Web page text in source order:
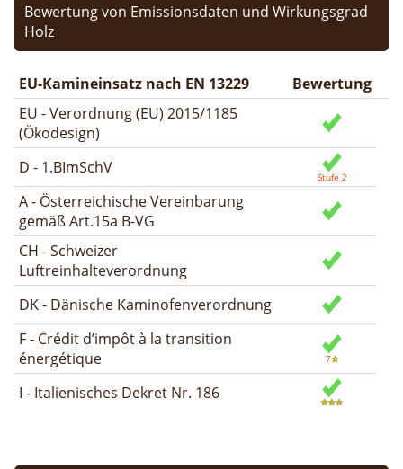
Bewertung von Emissionsdaten und Wirkungsgrad
Holz
EU-Kamineinsatz nach EN 13229
Bewertung
EU - Verordnung (EU) 2015/1185
(Ökodesign)
D - 1.BImSchV
A - Österreichische Vereinbarung
gemäß Art.15a B-VG
CH - Schweizer
Luftreinhalteverordnung
DK - Dänische Kaminofenverordnung
F - Crédit d’impôt à la transition
énergétique
I - Italienisches Dekret Nr. 186